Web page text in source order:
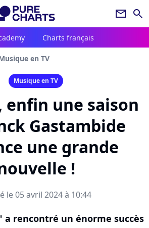
newsletter search
Charts français
en TV
Musique en TV
enfin une saison
Gastambide
une grande
!
le 05 avril 2024 à 10:44
a rencontré un énorme succès